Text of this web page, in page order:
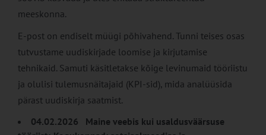
meeskonna.
E-post on endiselt müügi põhivahend. Tunni teises osas
tutvustame uudiskirjade loomise ja kirjutamise
tehnikaid. Samuti käsitletakse kõige levinumaid tööriistu
ja olulisi tulemusnäitajaid (KPI-sid), mida analüüsida
pärast uudiskirja saatmist.
04.02.2026 Maine veebis kui usaldusväärsuse